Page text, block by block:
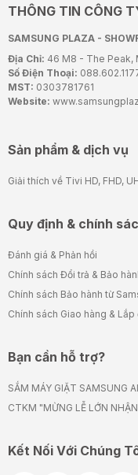
THÔNG TIN CÔNG
SAMSUNG PLAZA -
Địa Chỉ: 46 M8 - The Peak,
Số Điện Thoại:
MST: 0303781761
Website:
Sản phẩm & dịch vụ
Giải thích về Tivi HD, FHD,
Quy định & chính
Đánh giá & Phản hồi
Chính sách Đổi trả & Bảo
Chính sách Bảo hành từ
Chính sách Giao hàng & Lắp
Bạn cần hỗ trợ?
SẮM MÁY GIẶT SAMSUNG
CTKM "MỪNG LỄ LỚN
Kết Nối Với Chúng